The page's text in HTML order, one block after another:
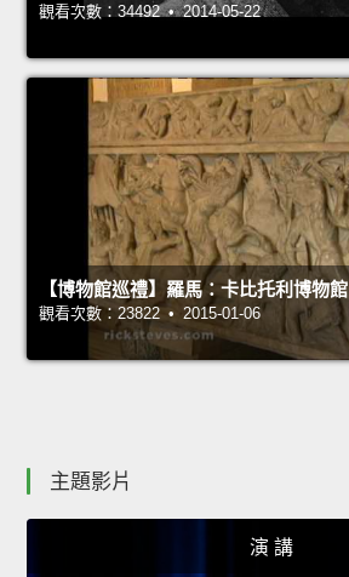
觀看次數：34492 • 2014-05-22
【博物館巡禮】羅馬：卡比托利博物館
觀看次數：23822 • 2015-01-06
主題影片
演 講